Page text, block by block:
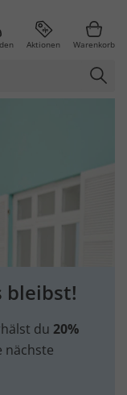
Aktionen Warenkorb
bleibst!
du 20%
nächste